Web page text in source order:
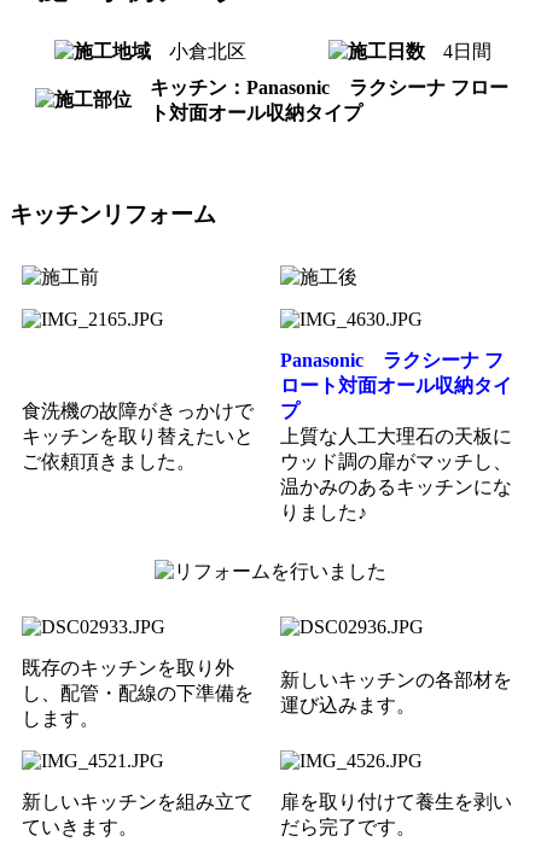
小倉北区
4日間
キッチン：Panasonic ラクシーナ フロー
ト対面オール収納タイプ
キッチンリフォーム
食洗機の故障がきっかけで
キッチンを取り替えたいと
ご依頼頂きました。
Panasonic ラクシーナ フ
ロート対面オール収納タイ
プ
上質な人工大理石の天板に
ウッド調の扉がマッチし、
温かみのあるキッチンにな
りました♪
既存のキッチンを取り外
し、配管・配線の下準備を
します。
新しいキッチンの各部材を
運び込みます。
新しいキッチンを組み立て
ていきます。
扉を取り付けて養生を剥い
だら完了です。